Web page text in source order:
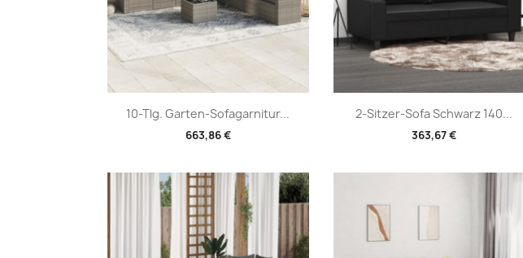
10-Tlg. Garten-Sofagarnitur...
663,86 €
Vorschau 2-Sitzer-Sofa Schwarz 140...
363,67 €
Vorschau